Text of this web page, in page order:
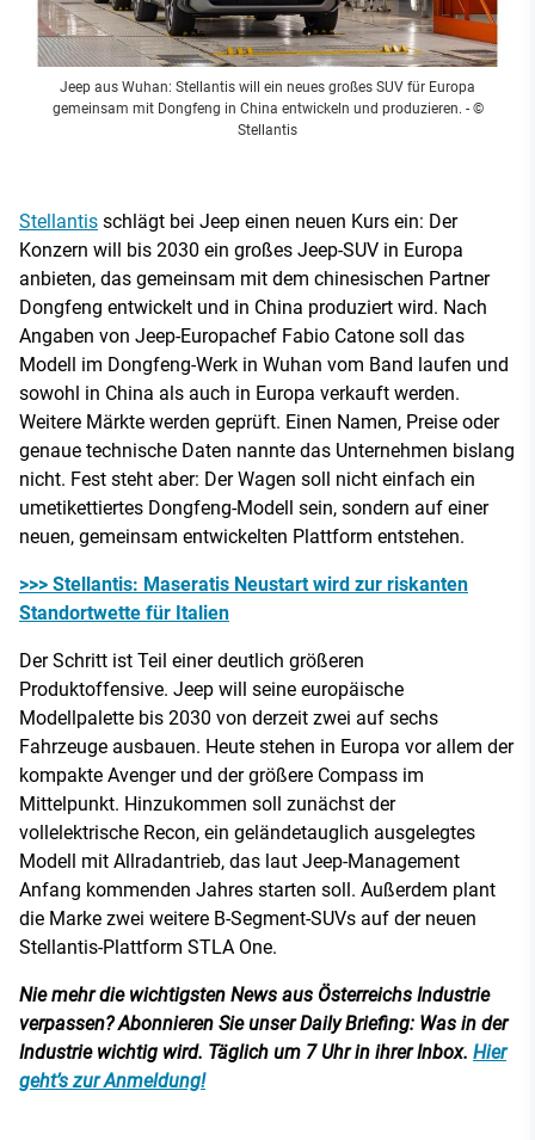
Jeep aus Wuhan: Stellantis will ein neues großes SUV für Europa
gemeinsam mit Dongfeng in China entwickeln und produzieren. - ©
Stellantis
Stellantis schlägt bei Jeep einen neuen Kurs ein: Der
Konzern will bis 2030 ein großes Jeep-SUV in Europa
anbieten, das gemeinsam mit dem chinesischen Partner
Dongfeng entwickelt und in China produziert wird. Nach
Angaben von Jeep-Europachef Fabio Catone soll das
Modell im Dongfeng-Werk in Wuhan vom Band laufen und
sowohl in China als auch in Europa verkauft werden.
Weitere Märkte werden geprüft. Einen Namen, Preise oder
genaue technische Daten nannte das Unternehmen bislang
nicht. Fest steht aber: Der Wagen soll nicht einfach ein
umetikettiertes Dongfeng-Modell sein, sondern auf einer
neuen, gemeinsam entwickelten Plattform entstehen.
>>> Stellantis: Maseratis Neustart wird zur riskanten
Standortwette für Italien
Der Schritt ist Teil einer deutlich größeren
Produktoffensive. Jeep will seine europäische
Modellpalette bis 2030 von derzeit zwei auf sechs
Fahrzeuge ausbauen. Heute stehen in Europa vor allem der
kompakte Avenger und der größere Compass im
Mittelpunkt. Hinzukommen soll zunächst der
vollelektrische Recon, ein geländetauglich ausgelegtes
Modell mit Allradantrieb, das laut Jeep-Management
Anfang kommenden Jahres starten soll. Außerdem plant
die Marke zwei weitere B-Segment-SUVs auf der neuen
Stellantis-Plattform STLA One.
Nie mehr die wichtigsten News aus Österreichs Industrie
verpassen? Abonnieren Sie unser Daily Briefing: Was in der
Industrie wichtig wird. Täglich um 7 Uhr in ihrer Inbox. Hier
geht’s zur Anmeldung!